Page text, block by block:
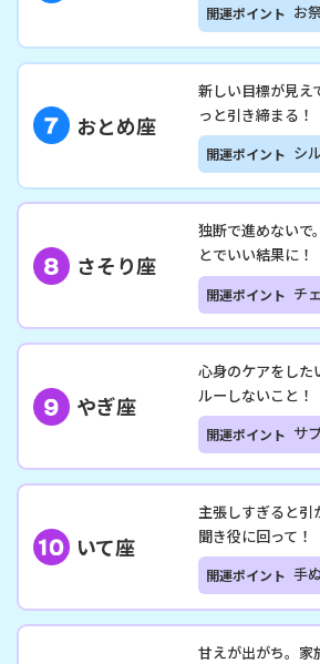
開運ポイント お
おとめ座
新しい目標が見え
っと引き締まる！
開運ポイント シ
さそり座
独断で進めないで
とでいい結果に！
開運ポイント チ
やぎ座
心身のケアをした
ルーしないこと！
開運ポイント サ
いて座
主張しすぎると引
聞き役に回って！
開運ポイント 手
甘えが出がち。家